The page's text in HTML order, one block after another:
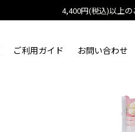
4,400円(税込)以上の
ご利用ガイド お問い合わせ